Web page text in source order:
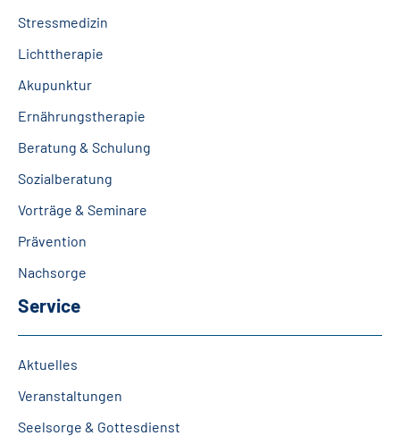
Stressmedizin
Lichttherapie
Akupunktur
Ernährungstherapie
Beratung & Schulung
Sozialberatung
Vorträge & Seminare
Prävention
Nachsorge
Service
Aktuelles
Veranstaltungen
Seelsorge & Gottesdienst